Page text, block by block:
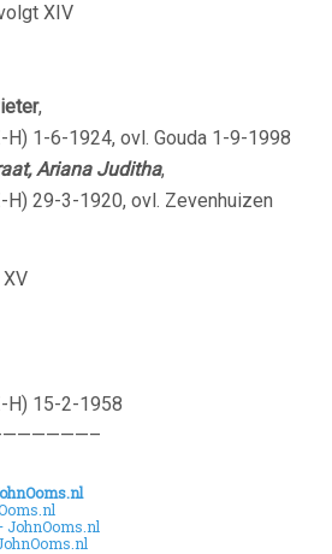
XIV
,
1-6-1924, ovl. Gouda 1-9-1998
Ariana Juditha,
H) 29-3-1920, ovl. Zevenhuizen
H) 15-2-1958
JohnOoms.nl